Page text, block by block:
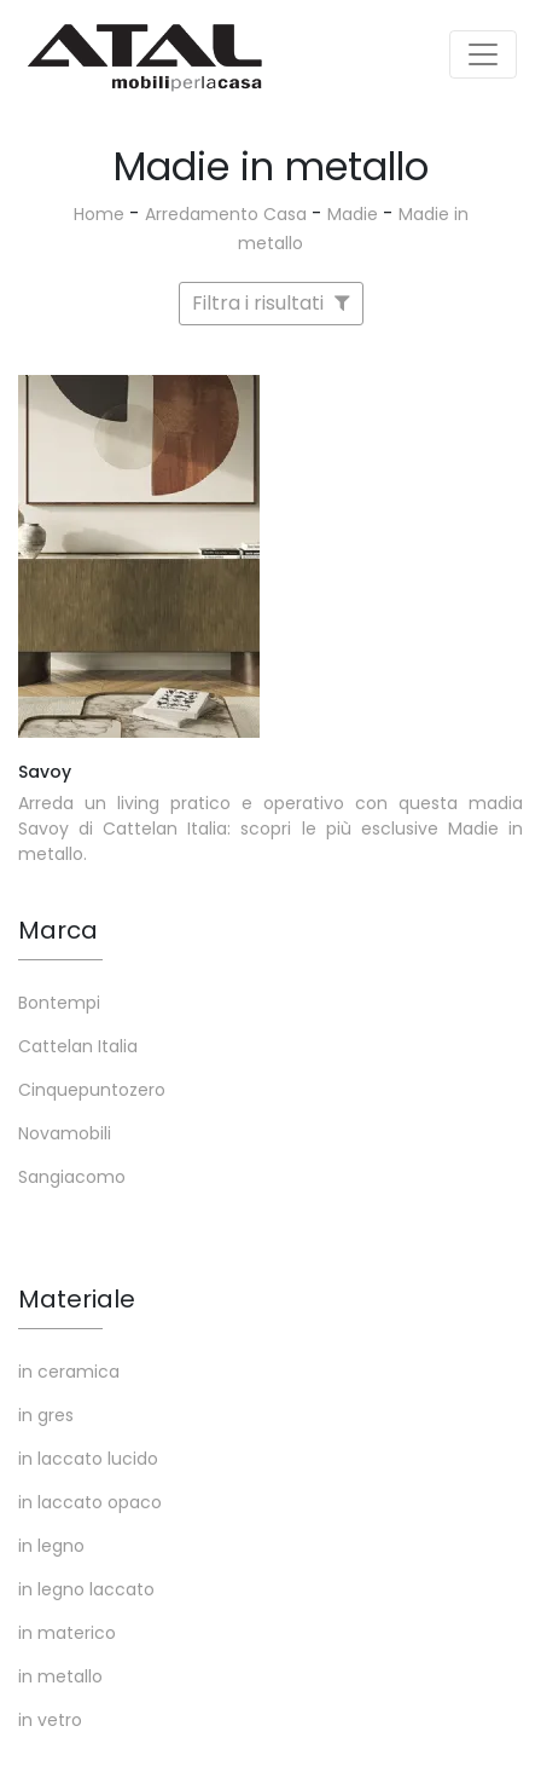
Madie in metallo
Home - Arredamento Casa - Madie - Madie in
metallo
Filtra i risultati
Savoy
Arreda un living pratico e operativo con questa madia
Savoy di Cattelan Italia: scopri le più esclusive Madie in
metallo.
Marca
Bontempi
Cattelan Italia
Cinquepuntozero
Novamobili
Sangiacomo
Materiale
in ceramica
in gres
in laccato lucido
in laccato opaco
in legno
in legno laccato
in materico
in metallo
in vetro